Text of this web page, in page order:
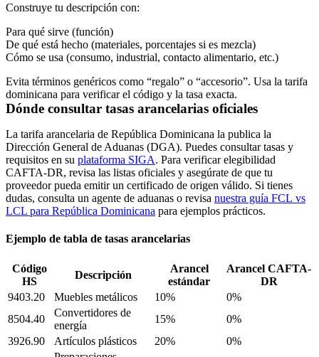
Construye tu descripción con:
Para qué sirve (función)
De qué está hecho (materiales, porcentajes si es mezcla)
Cómo se usa (consumo, industrial, contacto alimentario, etc.)
Evita términos genéricos como “regalo” o “accesorio”. Usa la tarifa
dominicana para verificar el código y la tasa exacta.
Dónde consultar tasas arancelarias oficiales
La tarifa arancelaria de República Dominicana la publica la
Dirección General de Aduanas (DGA). Puedes consultar tasas y
requisitos en su plataforma SIGA. Para verificar elegibilidad
CAFTA-DR, revisa las listas oficiales y asegúrate de que tu
proveedor pueda emitir un certificado de origen válido. Si tienes
dudas, consulta un agente de aduanas o revisa nuestra guía FCL vs
LCL para República Dominicana para ejemplos prácticos.
Ejemplo de tabla de tasas arancelarias
Código
HS
Descripción
Arancel
estándar
Arancel CAFTA-
DR
9403.20
Muebles metálicos 10%
0%
8504.40
Convertidores de
energía
15%
0%
3926.90
Artículos plásticos 20%
0%